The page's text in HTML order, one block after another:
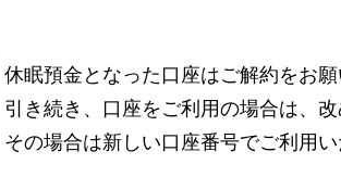
休眠預金となった口座はご解約をお願
引き続き、口座をご利用の場合は、
その場合は新しい口座番号でご利用い